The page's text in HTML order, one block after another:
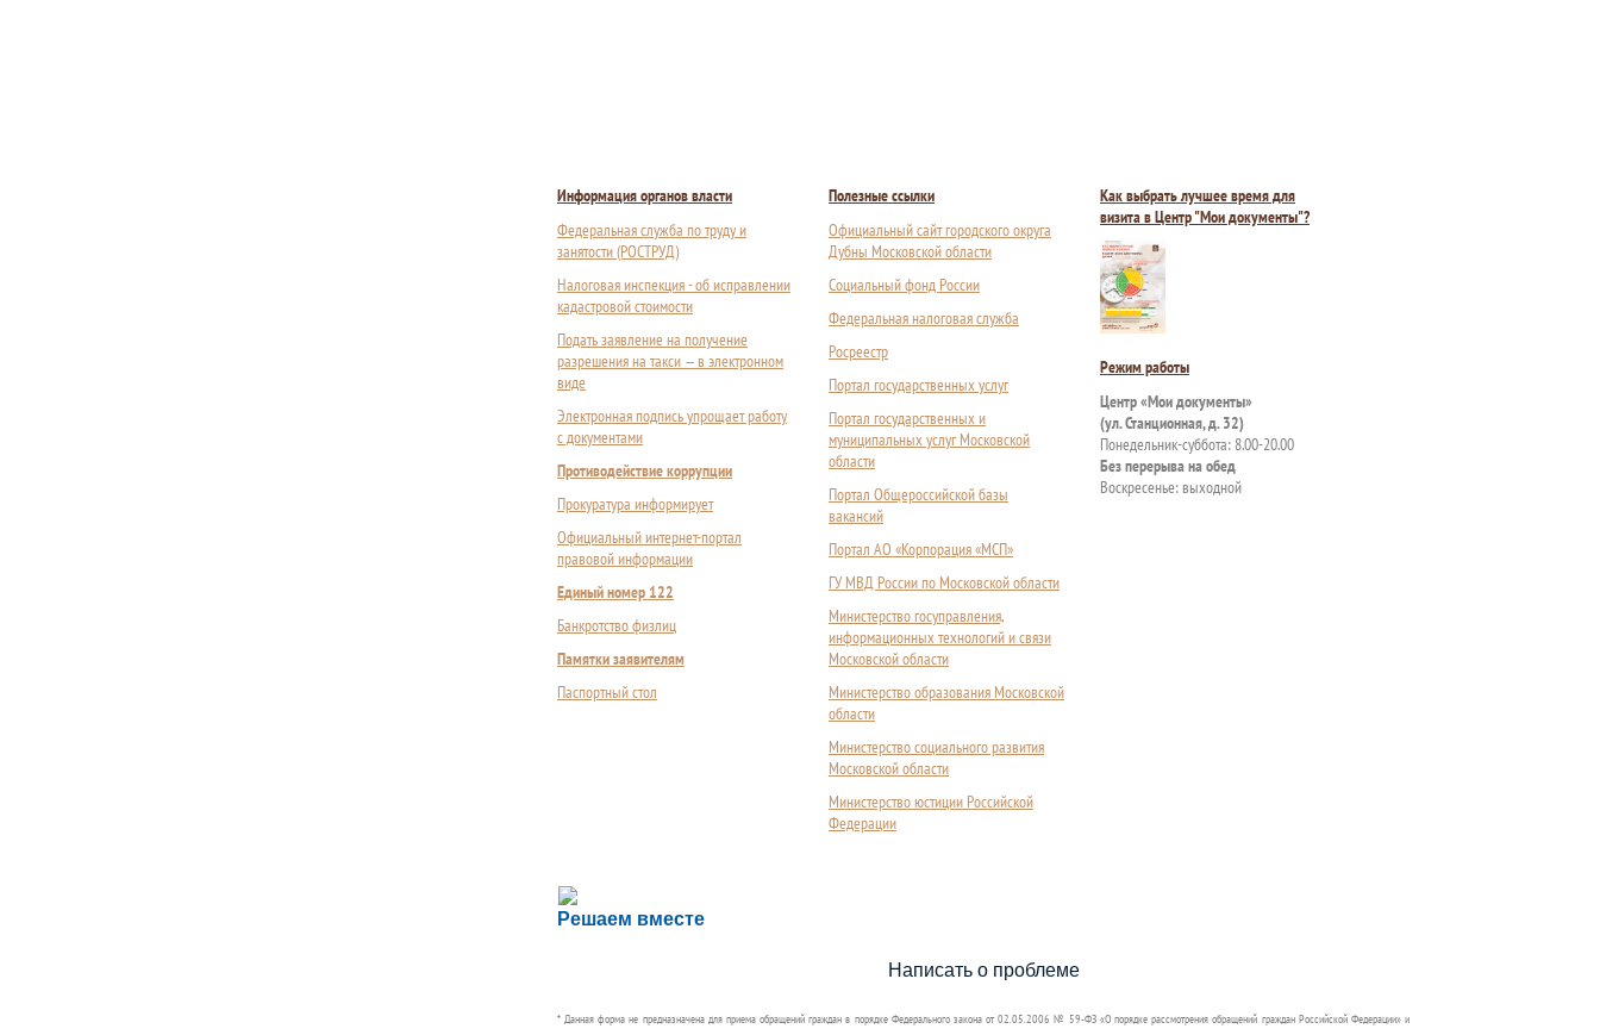
Информация органов власти
Федеральная служба по труду и
занятости (РОСТРУД)
Налоговая инспекция - об исправлении
кадастровой стоимости
Подать заявление на получение
разрешения на такси — в электронном
виде
Электронная подпись упрощает работу
с документами
Противодействие коррупции
Прокуратура информирует
Официальный интернет-портал
правовой информации
Единый номер 122
Банкротство физлиц
Памятки заявителям
Паспортный стол
Полезные ссылки
Официальный сайт городского округа
Дубны Московской области
Социальный фонд России
Федеральная налоговая служба
Росреестр
Портал государственных услуг
Портал государственных и
муниципальных услуг Московской
области
Портал Общероссийской базы
вакансий
Портал АО «Корпорация «МСП»
ГУ МВД России по Московской области
Министерство госуправления,
информационных технологий и связи
Московской области
Министерство образования Московской
области
Министерство социального развития
Московской области
Министерство юстиции Российской
Федерации
Как выбрать лучшее время для
визита в Центр "Мои документы"?
Режим работы
Центр «Мои документы»
(ул. Станционная, д. 32)
Понедельник-суббота: 8.00-20.00
Без перерыва на обед
Воскресенье: выходной
Решаем вместе
Сложности с получением социальной выплаты или пособия?
Сообщите об этом
Написать о проблеме
* Данная форма не предназначена для приема обращений граждан в порядке Федерального закона от 02.05.2006 № 59-ФЗ «О порядке рассмотрения обращений граждан Российской Федерации» и